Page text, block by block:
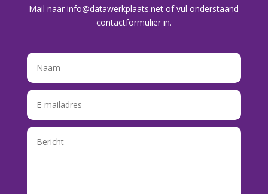
Mail naarinfo@datawerkplaats.netof vul onderstaand
contactformulier in.